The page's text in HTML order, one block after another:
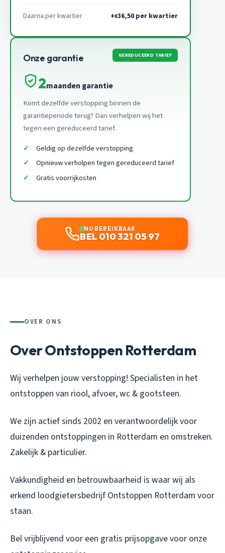
Daarna per kwartier +€36,50 per kwartier
Onze garantie GEREDUCEERD TARIEF
2maanden garantie
Komt dezelfde verstopping binnen de
garantieperiode terug? Dan verhelpen wij het
tegen een gereduceerd tarief.
Geldig op dezelfde verstopping
Opnieuw verholpen tegen gereduceerd tarief
Gratis voorrijkosten
NU BEREIKBAAR
BEL 010 321 05 97
OVER ONS
Over Ontstoppen Rotterdam
Wij verhelpen jouw verstopping! Specialisten in het
ontstoppen van riool, afvoer, wc & gootsteen.
We zijn actief sinds 2002 en verantwoordelijk voor
duizenden ontstoppingen in Rotterdam en omstreken.
Zakelijk & particulier.
Vakkundigheid en betrouwbaarheid is waar wij als
erkend loodgietersbedrijf Ontstoppen Rotterdam voor
staan.
Bel vrijblijvend voor een gratis prijsopgave voor onze